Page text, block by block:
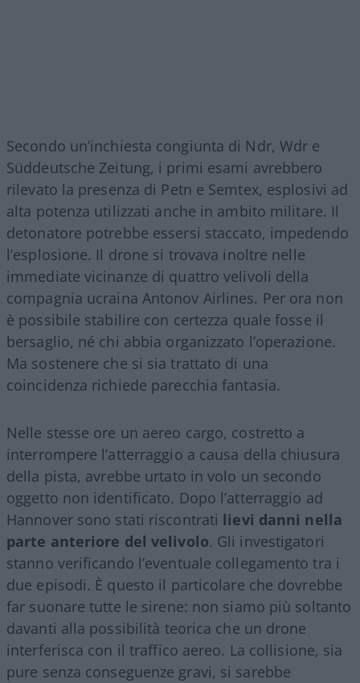
Secondo un’inchiesta congiunta di Ndr, Wdr e
Süddeutsche Zeitung, i primi esami avrebbero
rilevato la presenza di Petn e Semtex, esplosivi ad
alta potenza utilizzati anche in ambito militare. Il
detonatore potrebbe essersi staccato, impedendo
l’esplosione. Il drone si trovava inoltre nelle
immediate vicinanze di quattro velivoli della
compagnia ucraina Antonov Airlines. Per ora non
è possibile stabilire con certezza quale fosse il
bersaglio, né chi abbia organizzato l’operazione.
Ma sostenere che si sia trattato di una
coincidenza richiede parecchia fantasia.
Nelle stesse ore un aereo cargo, costretto a
interrompere l’atterraggio a causa della chiusura
della pista, avrebbe urtato in volo un secondo
oggetto non identificato. Dopo l’atterraggio ad
Hannover sono stati riscontrati lievi danni nella
parte anteriore del velivolo. Gli investigatori
stanno verificando l’eventuale collegamento tra i
due episodi. È questo il particolare che dovrebbe
far suonare tutte le sirene: non siamo più soltanto
davanti alla possibilità teorica che un drone
interferisca con il traffico aereo. La collisione, sia
pure senza conseguenze gravi, si sarebbe